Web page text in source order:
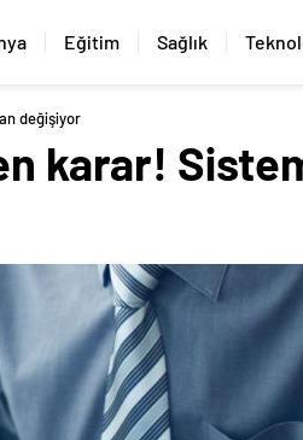
Eğitim Sağlık
değişiyor
karar!